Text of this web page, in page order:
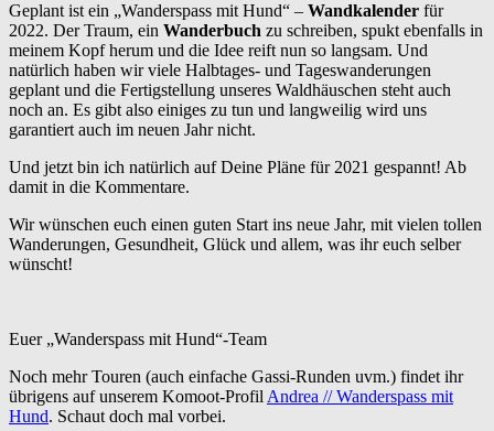
Geplant ist ein „Wanderspass mit Hund“ – Wandkalender für
2022. Der Traum, ein Wanderbuch zu schreiben, spukt ebenfalls in
meinem Kopf herum und die Idee reift nun so langsam. Und
natürlich haben wir viele Halbtages- und Tageswanderungen
geplant und die Fertigstellung unseres Waldhäuschen steht auch
noch an. Es gibt also einiges zu tun und langweilig wird uns
garantiert auch im neuen Jahr nicht.
Und jetzt bin ich natürlich auf Deine Pläne für 2021 gespannt! Ab
damit in die Kommentare.
Wir wünschen euch einen guten Start ins neue Jahr, mit vielen tollen
Wanderungen, Gesundheit, Glück und allem, was ihr euch selber
wünscht!
Euer „Wanderspass mit Hund“-Team
Noch mehr Touren (auch einfache Gassi-Runden uvm.) findet ihr
übrigens auf unserem Komoot-Profil Andrea // Wanderspass mit
Hund. Schaut doch mal vorbei.